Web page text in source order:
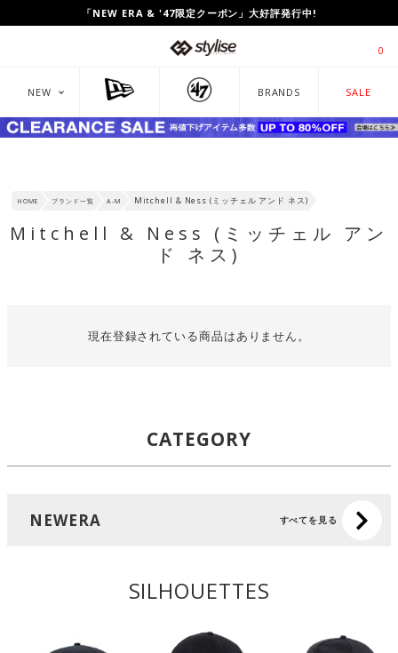
「NEW ERA & '47限定クーポン」大好評発行中!
0
NEW BRANDS SALE
HOME ブランド一覧 A-M Mitchell & Ness (ミッチェル アンド ネス)
Mitchell & Ness (ミッチェル アン
ド ネス)
現在登録されている商品はありません。
CATEGORY
NEWERA すべてを見る
SILHOUETTES